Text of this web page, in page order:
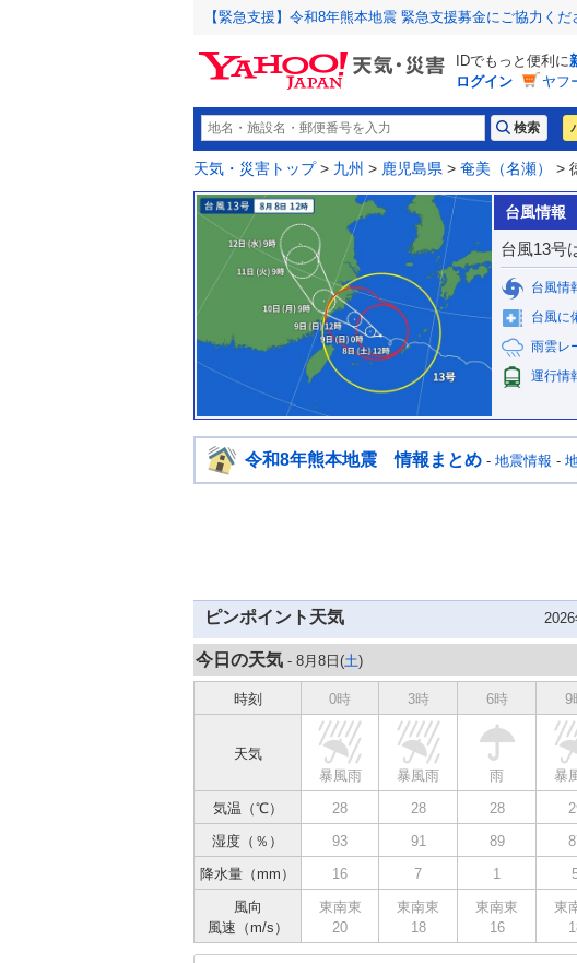
【緊急支援】令和8年熊本地震 緊急支援募金にご協力くだ
IDでもっと便利に
ログイン
ヤフ
天気・災害トップ> 九州 > 鹿児島県 > 奄美（名瀬） >
台風情報
台風13号
台風情
台風に
雨雲レ
運行情
令和8年熊本地震 情報まとめ - 地震情報 -
ピンポイント天気
今日の天気 - 8月8日(土)
時刻 0時 3時 6時 9
天気
暴風雨
暴風雨 雨 暴
気温（℃）
28 28 28
湿度（％）
93 91 89
降水量（mm）
16 7 1
風向
風速（m/s）
東南東
20
東南東
18
東南東
16
東